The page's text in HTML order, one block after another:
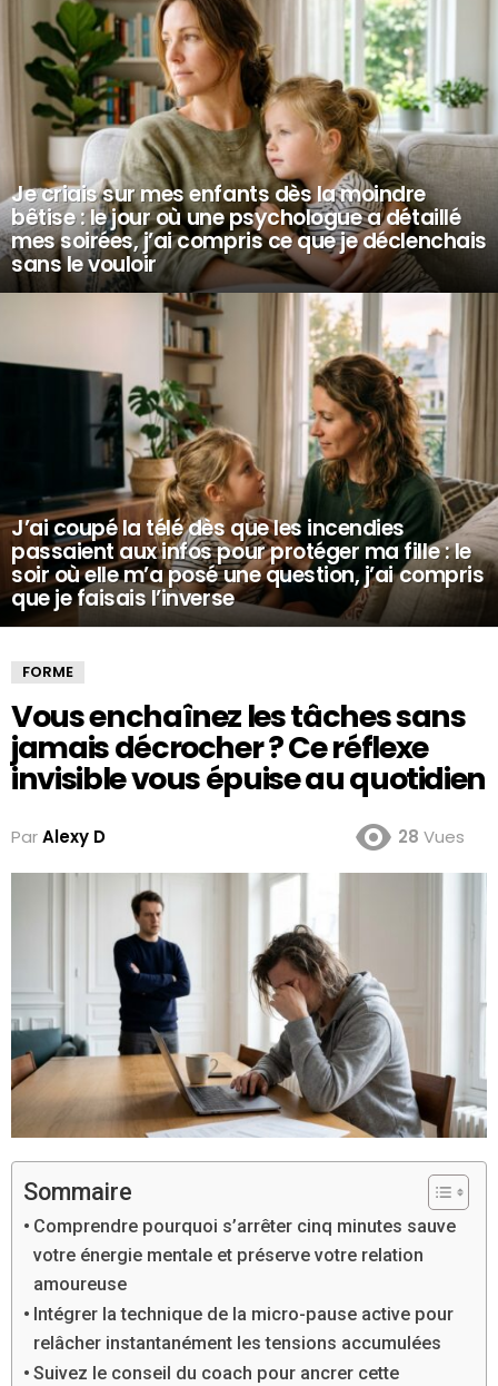
Je criais sur mes enfants dès la moindre
bêtise : le jour où une psychologue a détaillé
mes soirées, j’ai compris ce que je déclenchais
sans le vouloir
J’ai coupé la télé dès que les incendies
passaient aux infos pour protéger ma fille : le
soir où elle m’a posé une question, j’ai compris
que je faisais l’inverse
FORME
Vous enchaînez les tâches sans
jamais décrocher ? Ce réflexe
invisible vous épuise au quotidien
ParAlexy D 28 Vues
Sommaire
Comprendre pourquoi s’arrêter cinq minutes sauve
votre énergie mentale et préserve votre relation
amoureuse
Intégrer la technique de la micro-pause active pour
relâcher instantanément les tensions accumulées
Suivez le conseil du coach pour ancrer cette